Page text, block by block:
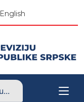
English